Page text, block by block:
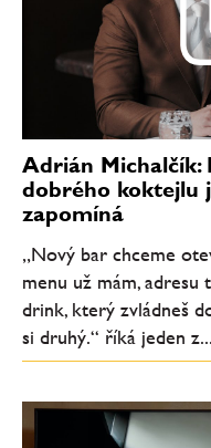
Adrián Michalčík:
dobrého koktejlu
zapomíná
„Nový bar chceme
menu už mám,
drink, který zvládneš
si druhý.“ říká jeden z...